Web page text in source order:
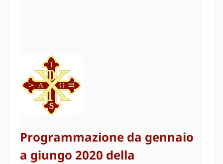
Programmazione da gennaio
a giungo 2020 della